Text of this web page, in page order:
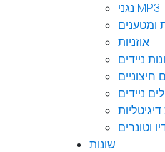
נגני MP3
ומטענים
אוזניות
ניידים
ניידים
וטונרים
שונות